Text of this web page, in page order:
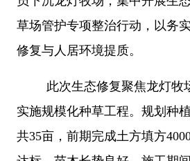
草场管护专项整治行动，以务
修复与人居环境提质。
此次生态修复聚焦龙灯牧
实施规模化种草工程。规划种
共35亩，前期完成土方填方